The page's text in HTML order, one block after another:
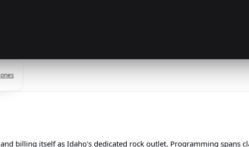
billing itself as Idaho's dedicated rock outlet. Programming spans